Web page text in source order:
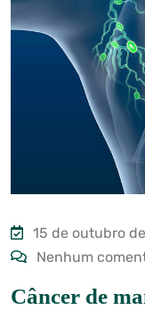
15 de outubro
Nenhum
Câncer de